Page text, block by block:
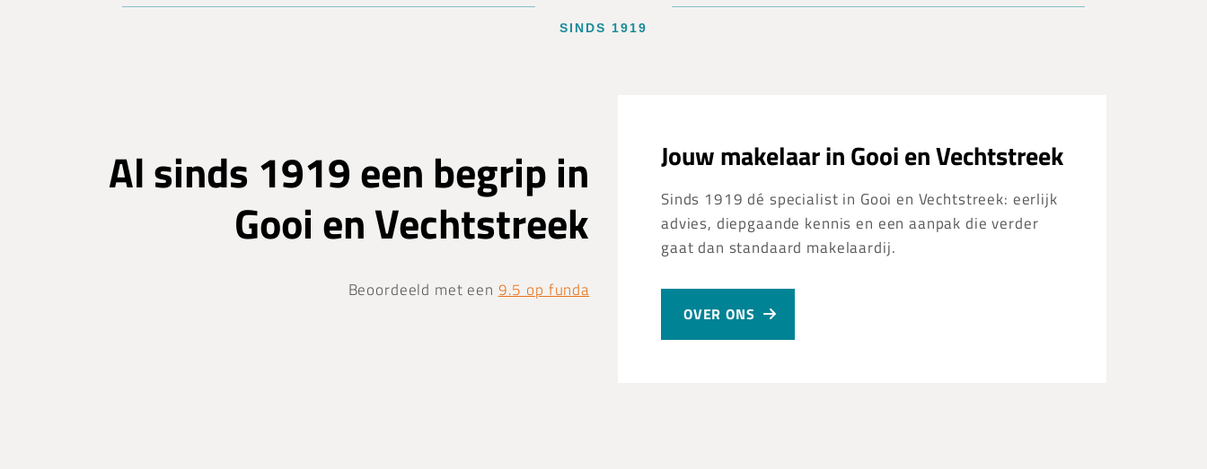
SINDS 1919
Al sinds 1919 een begrip in
Gooi en Vechtstreek
Beoordeeld met een 9.5 op funda
Jouw makelaar in Gooi en Vechtstreek
Sinds 1919 dé specialist in Gooi en Vechtstreek: eerlijk
advies, diepgaande kennis en een aanpak die verder
gaat dan standaard makelaardij.
OVER ONS